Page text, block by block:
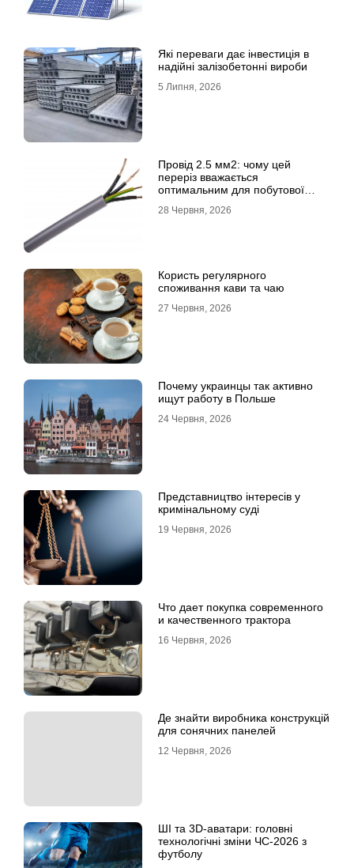
Які переваги дає інвестиція в
надійні залізобетонні вироби
5 Липня, 2026
Провід 2.5 мм2: чому цей
переріз вважається
оптимальним для побутової
28 Червня, 2026
Користь регулярного
споживання кави та чаю
27 Червня, 2026
Почему украинцы так активно
ищут работу в Польше
24 Червня, 2026
Представництво інтересів у
кримінальному суді
19 Червня, 2026
Что дает покупка современного
и качественного трактора
16 Червня, 2026
Де знайти виробника конструкцій
для сонячних панелей
12 Червня, 2026
ШІ та 3D-аватари: головні
технологічні зміни ЧС-2026 з
футболу